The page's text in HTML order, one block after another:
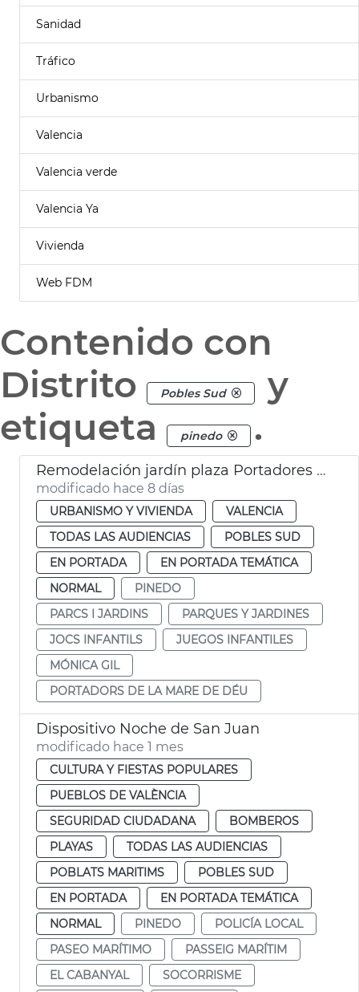
Sanidad
Tráfico
Urbanismo
Valencia
Valencia verde
Valencia Ya
Vivienda
Web FDM
Contenido con
Distrito
Pobles Sud
y
etiqueta
pinedo .
Remodelación jardín plaza Portadores Virgen María Pinedo
modificado hace 8 días
URBANISMO Y VIVIENDA
VALENCIA
TODAS LAS AUDIENCIAS
POBLES SUD
EN PORTADA
EN PORTADA TEMÁTICA
NORMAL
PINEDO
PARCS I JARDINS
PARQUES Y JARDINES
JOCS INFANTILS
JUEGOS INFANTILES
MÓNICA GIL
PORTADORS DE LA MARE DE DÉU
Dispositivo Noche de San Juan
modificado hace 1 mes
CULTURA Y FIESTAS POPULARES
PUEBLOS DE VALÈNCIA
SEGURIDAD CIUDADANA
BOMBEROS
PLAYAS
TODAS LAS AUDIENCIAS
POBLATS MARITIMS
POBLES SUD
EN PORTADA
EN PORTADA TEMÁTICA
NORMAL
PINEDO
POLICÍA LOCAL
PASEO MARÍTIMO
PASSEIG MARÍTIM
EL CABANYAL
SOCORRISME